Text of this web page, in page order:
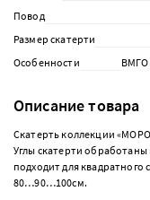
Повод
Размер скатерти
Особенности
ВМГО
Описание товара
Скатерть коллекции
Углы скатерти обработаны
подходит для
80…90…100см.